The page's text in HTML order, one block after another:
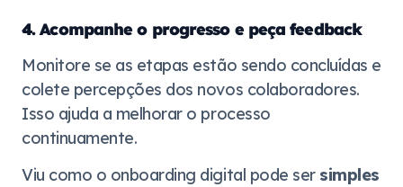
4. Acompanhe o progresso e peça feedback
Monitore se as etapas estão sendo concluídas e
colete percepções dos novos colaboradores.
Isso ajuda a melhorar o processo
continuamente.
Viu como o onboarding digital pode ser simples